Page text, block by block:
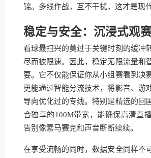
锦。多线作战，互不干扰，这才是现
稳定与安全：沉浸式观
看球最扫兴的莫过于关键时刻的缓冲
尽而被限速。因此，稳定无限流量和
要。它不仅能保证你从小组赛看到决
更能通过智能分流技术，将影音、游
导向优化过的专线。特别是精选的回
合独享的100M带宽，能确保高清直
告别像素马赛克和声音断断续续。
在享受流畅的同时，数据安全同样不